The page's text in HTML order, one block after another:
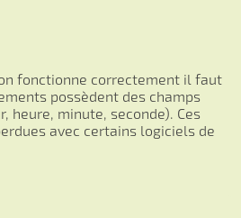
fonctionne correctement il faut
possèdent des champs
heure, minute, seconde). Ces
avec certains logiciels de